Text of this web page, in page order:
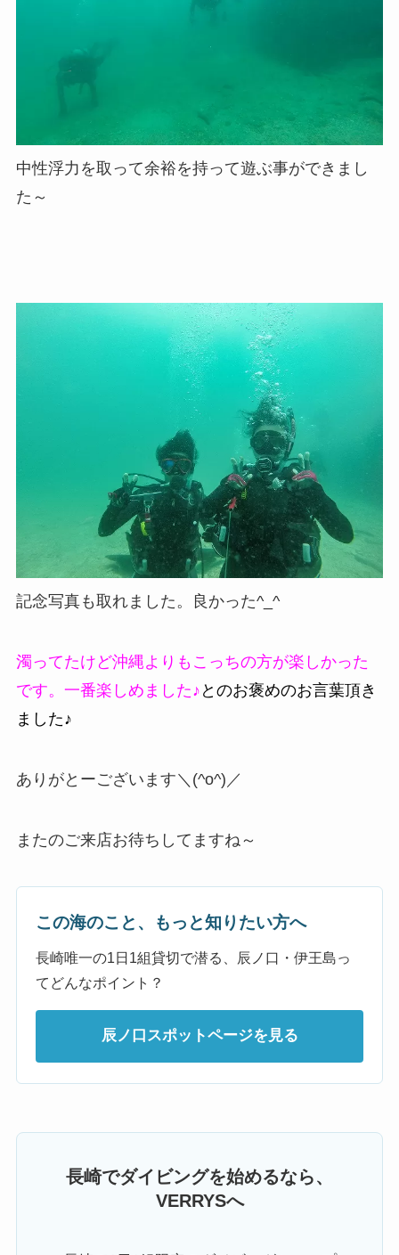
中性浮力を取って余裕を持って遊ぶ事ができまし
た～
記念写真も取れました。良かった^_^
濁ってたけど沖縄よりもこっちの方が楽しかった
です。一番楽しめました♪ とのお褒めのお言葉頂き
ました♪
ありがとーございます＼(^o^)／
またのご来店お待ちしてますね～
この海のこと、もっと知りたい方へ
長崎唯一の1日1組貸切で潜る、辰ノ口・伊王島っ
てどんなポイント？
辰ノ口スポットページを見る
長崎でダイビングを始めるなら、
VERRYSへ